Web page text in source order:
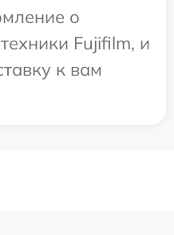
о
Fujifilm, и
к вам